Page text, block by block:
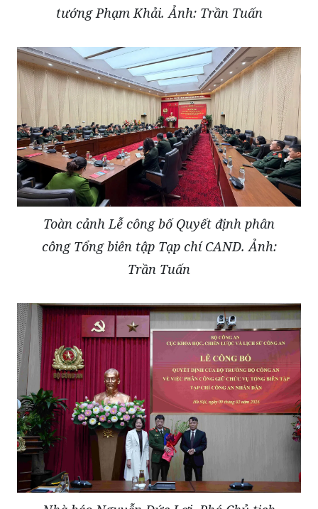
tướng Phạm Khải. Ảnh: Trần Tuấn
Toàn cảnh Lễ công bố Quyết định phân
công Tổng biên tập Tạp chí CAND. Ảnh:
Trần Tuấn